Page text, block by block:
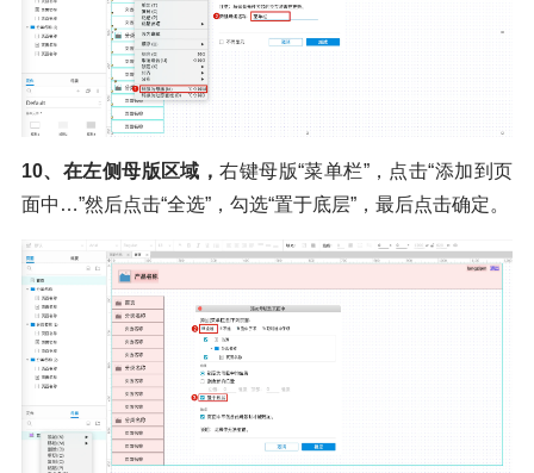
10、在左侧母版区域，右键母版“菜单栏”，点击“添加到页
面中…”然后点击“全选”，勾选“置于底层”，最后点击确定。